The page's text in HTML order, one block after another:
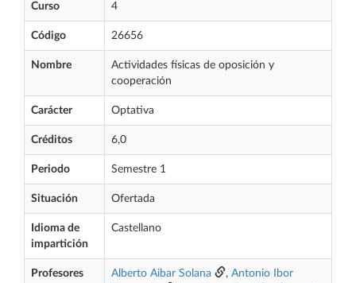
Curso 4
Código 26656
Nombre
Actividades físicas de oposición y
cooperación
Carácter Optativa
Créditos 6,0
Periodo Semestre 1
Situación Ofertada
Idioma de
impartición
Castellano
Profesores Alberto Aibar Solana , Antonio Ibor